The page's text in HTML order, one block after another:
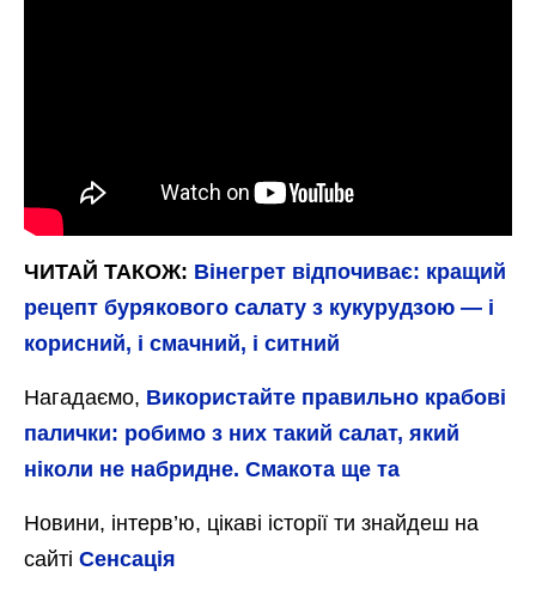
ЧИТАЙ ТАКОЖ: Вінегрет відпочиває: кращий
рецепт бурякового салату з кукурудзою — і
корисний, і смачний, і ситний
Нагадаємо, Використайте правильно крабові
палички: робимо з них такий салат, який
ніколи не набридне. Смакота ще та
Новини, інтерв’ю, цікаві історії ти знайдеш на
сайті Сенсація